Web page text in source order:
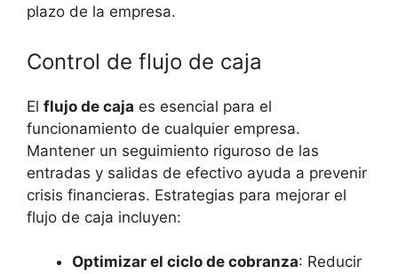
plazo de la ⁣empresa.
Control de flujo de ⁤caja
El flujo de caja es esencial para el
funcionamiento‍ de ‍cualquier empresa.‌
Mantener un ​seguimiento riguroso de ⁤las
entradas y​ salidas de efectivo ayuda a prevenir
crisis financieras.⁣ Estrategias para mejorar el
⁢flujo de caja incluyen:
Optimizar el ciclo⁣ de cobranza: ‍Reducir